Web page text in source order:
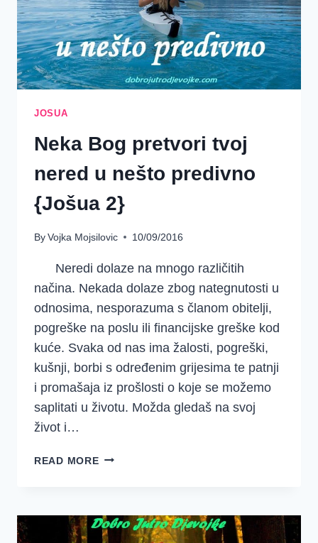
JOSUA
Neka Bog pretvori tvoj
nered u nešto predivno
{Jošua 2}
ByVojka Mojsilovic 10/09/2016
Neredi dolaze na mnogo različitih
načina. Nekada dolaze zbog nategnutosti u
odnosima, nesporazuma s članom obitelji,
pogreške na poslu ili financijske greške kod
kuće. Svaka od nas ima žalosti, pogreški,
kušnji, borbi s određenim grijesima te patnji
i promašaja iz prošlosti o koje se možemo
saplitati u životu. Možda gledaš na svoj
život i…
READ MORENEKA
NERED
U